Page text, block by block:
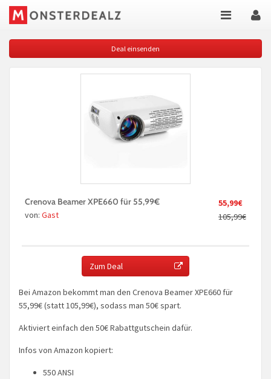
Deal einsenden
55,99€
105,99€
Crenova Beamer XPE660 für 55,99€
von: Gast
Zum Deal
Bei Amazon bekommt man den Crenova Beamer XPE660 für
55,99€ (statt 105,99€), sodass man 50€ spart.
Aktiviert einfach den 50€ Rabattgutschein dafür.
Infos von Amazon kopiert:
550 ANSI